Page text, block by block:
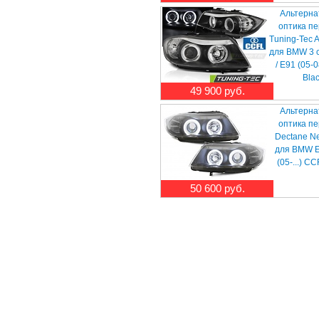
49 900 руб.
оптика
Tuning-Tec
для BMW 3
/ E91 (05-
50 600 руб.
оптика
Dectane
для BMW
(05-...)